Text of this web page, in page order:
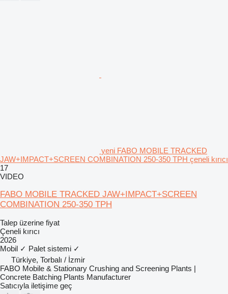
yeni FABO MOBILE TRACKED
JAW+IMPACT+SCREEN COMBINATION 250-350 TPH çeneli kırıcı
17
VIDEO
FABO MOBILE TRACKED JAW+IMPACT+SCREEN
COMBINATION 250-350 TPH
Talep üzerine fiyat
Çeneli kırıcı
2026
Mobil ✓ Palet sistemi ✓
Türkiye, Torbalı / İzmir
FABO Mobile & Stationary Crushing and Screening Plants |
Concrete Batching Plants Manufacturer
Satıcıyla iletişime geç